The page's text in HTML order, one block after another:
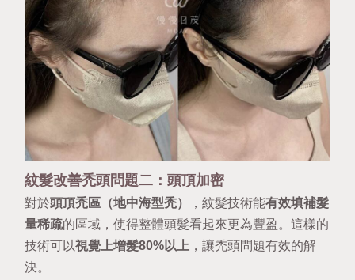
紋髮改善禿頭問題二：頭頂加密
對於頭頂禿區（地中海型禿） ，紋髮技術能有效填補髮
量稀疏的區域，使得整體頭髮看起來更為豐盈。這樣的
技術可以視覺上增髮80%以上 ，讓禿頭問題有效的解
決。